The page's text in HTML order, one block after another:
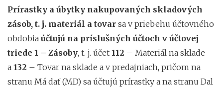
Prírastky a úbytky nakupovaných skladových
zásob, t. j. materiál a tovar sa v priebehu účtovného
obdobia účtujú na príslušných účtoch v účtovej
triede 1 – Zásoby, t. j. účet 112 – Materiál na sklade
a 132 – Tovar na sklade a v predajniach, pričom na
stranu Má dať (MD) sa účtujú prírastky a na stranu Dal